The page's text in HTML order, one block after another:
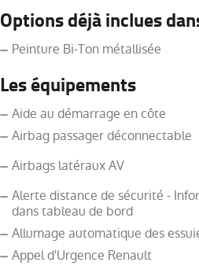
Options déjà inclues
Peinture Bi-Ton métallisée
Les équipements
Aide au démarrage en côte
Airbag passager déconnectable
Airbags latéraux AV
Alerte distance de sécurité -
dans tableau de bord
Allumage automatique des
Appel d'Urgence Renault